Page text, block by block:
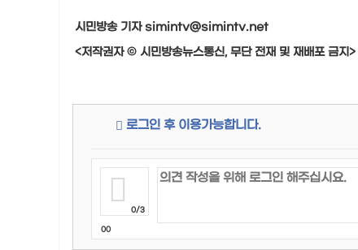
시민방송 기자 simintv@simintv.net
<저작권자 © 시민방송뉴스통신, 무단 전재 및 재배포 금지>
로그인 후 이용가능합니다.
0/3
00